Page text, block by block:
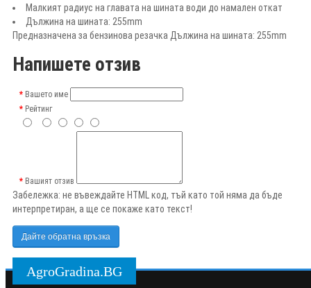
Малкият радиус на главата на шината води до намален откат
Дължина на шината: 255mm
Предназначена за бензинова резачка Дължина на шината: 255mm
Напишете отзив
Вашето име
Рейтинг
Вашият отзив
Забележка: не въвеждайте HTML код, тъй като той няма да бъде
интерпретиран, а ще се покаже като текст!
Дайте обратна връзка
AgroGradina.BG